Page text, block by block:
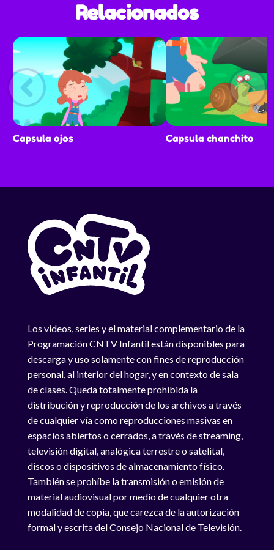
Relacionados
Capsula ojos Capsula chanchito
Los videos, series y el material complementario de la
Programación CNTV Infantil están disponibles para
descarga y uso solamente con fines de reproducción
personal, al interior del hogar, y en contexto de sala
de clases. Queda totalmente prohibida la
distribución y reproducción de los archivos a través
de cualquier vía como reproducciones masivas en
espacios abiertos o cerrados, a través de streaming,
televisión digital, analógica terrestre o satelital,
discos o dispositivos de almacenamiento físico.
También se prohíbe la transmisión o emisión de
material audiovisual por medio de cualquier otra
modalidad de copia, que carezca de la autorización
formal y escrita del Consejo Nacional de Televisión.